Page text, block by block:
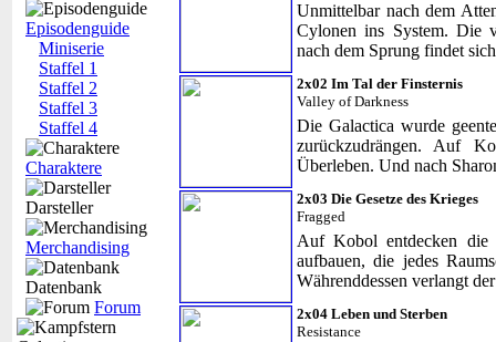
Episodenguide
Miniserie
Staffel 1
Staffel 2
Staffel 3
Staffel 4
Charaktere
Darsteller
Merchandising
Datenbank
Forum
Unmittelbar nach dem
Cylonen ins System. Die
nach dem Sprung findet
2x02 Im Tal der Finsternis
Valley of Darkness
Die Galactica wurde
zurückzudrängen. Auf
Überleben. Und nach
2x03 Die Gesetze des Krieges
Fragged
Auf Kobol entdecken die
aufbauen, die jedes
Währenddessen verlangt
2x04 Leben und Sterben
Resistance